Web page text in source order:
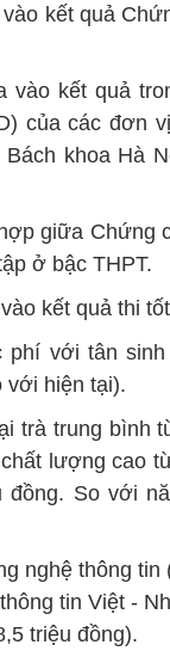
kết quả
vào kết quả
của các đơn
khoa Hà
giữa Chứng
ở bậc THPT.
kết quả thi
với tân
với hiện tại).
trà trung bình
lượng cao
So với
nghệ thông
tin Việt -
triệu đồng).